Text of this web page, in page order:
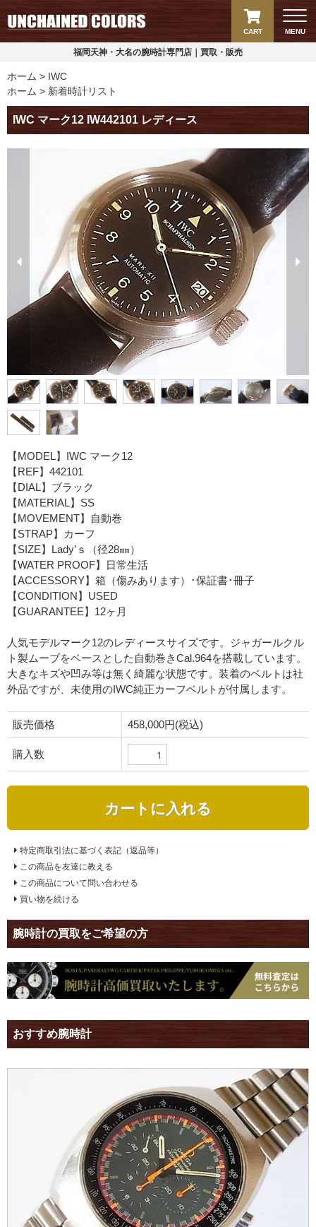
MENU
CART
福岡天神・大名の腕時計専門店｜買取・販売
ホーム
IWC
ホーム
新着時計リスト
IWC マーク12 IW442101 レディース
【MODEL】IWC マーク12
【REF】442101
【DIAL】ブラック
【MATERIAL】SS
【MOVEMENT】自動巻
【STRAP】カーフ
【SIZE】Lady’ｓ（径28㎜）
【WATER PROOF】日常生活
【ACCESSORY】箱（傷みあります）･保証書･冊子
【CONDITION】USED
【GUARANTEE】12ヶ月
人気モデルマーク12のレディースサイズです。ジャガールクル
ト製ムーブをベースとした自動巻きCal.964を搭載しています。
大きなキズや凹み等は無く綺麗な状態です。装着のベルトは社
外品ですが、未使用のIWC純正カーフベルトが付属します。
販売価格 458,000円(税込)
購入数
カートに入れる
特定商取引法に基づく表記（返品等）
この商品を友達に教える
この商品について問い合わせる
買い物を続ける
腕時計の買取をご希望の方
おすすめ腕時計